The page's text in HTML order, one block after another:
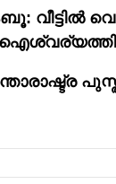
വീട്ടിൽ